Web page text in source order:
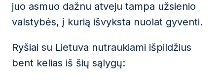
juo asmuo dažnu atveju tampa užsienio
valstybės, į kurią išvyksta nuolat gyventi.
Ryšiai su Lietuva nutraukiami išpildžius
bent kelias iš šių sąlygų: